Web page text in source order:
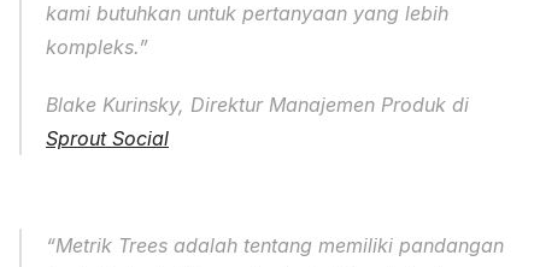
kami butuhkan untuk pertanyaan yang lebih
kompleks.”
Sprout Social
“Metrik Trees adalah tentang memiliki pandangan